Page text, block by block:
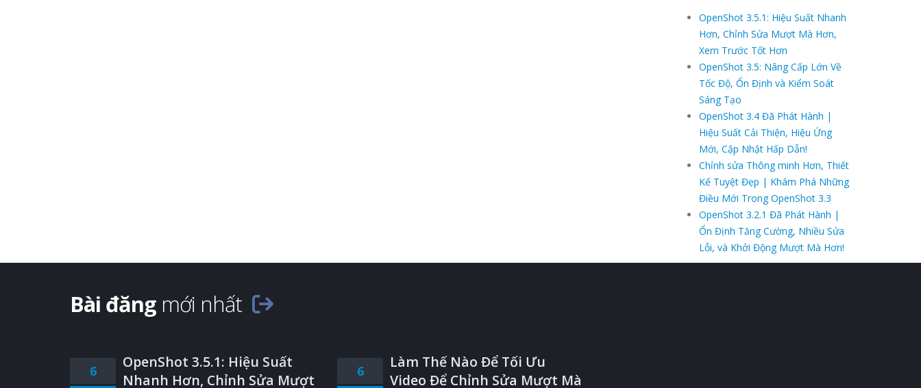
OpenShot 3.5.1: Hiệu Suất Nhanh
Hơn, Chỉnh Sửa Mượt Mà Hơn,
Xem Trước Tốt Hơn
OpenShot 3.5: Nâng Cấp Lớn Về
Tốc Độ, Ổn Định và Kiểm Soát
Sáng Tạo
OpenShot 3.4 Đã Phát Hành |
Hiệu Suất Cải Thiện, Hiệu Ứng
Mới, Cập Nhật Hấp Dẫn!
Chỉnh sửa Thông minh Hơn, Thiết
Kế Tuyệt Đẹp | Khám Phá Những
Điều Mới Trong OpenShot 3.3
OpenShot 3.2.1 Đã Phát Hành |
Ổn Định Tăng Cường, Nhiều Sửa
Lỗi, và Khởi Động Mượt Mà Hơn!
Bài đăng mới nhất
6
OpenShot 3.5.1: Hiệu Suất
Nhanh Hơn, Chỉnh Sửa Mượt
6
Làm Thế Nào Để Tối Ưu
Video Để Chỉnh Sửa Mượt Mà